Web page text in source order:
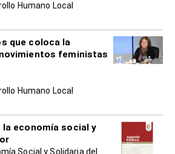
Humano Local
que coloca la
feministas
Humano Local
economía social y
Social y Solidaria del